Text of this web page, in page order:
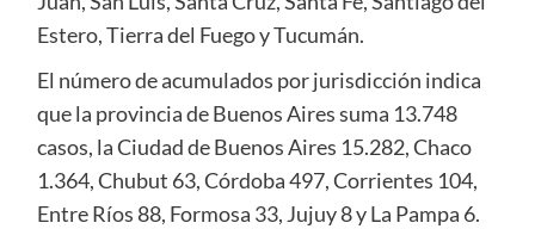
Estero, Tierra del Fuego y Tucumán.
El número de acumulados por jurisdicción indica
que la provincia de Buenos Aires suma 13.748
casos, la Ciudad de Buenos Aires 15.282, Chaco
1.364, Chubut 63, Córdoba 497, Corrientes 104,
Entre Ríos 88, Formosa 33, Jujuy 8 y La Pampa 6.